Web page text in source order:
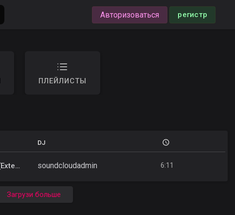
Авторизоваться регистр
ПЛЕЙЛИСТЫ
DJ
Escea ft. Steffi T. - Unstoppable (Extended Mix) soundcloudadmin 6:11
Загрузи больше